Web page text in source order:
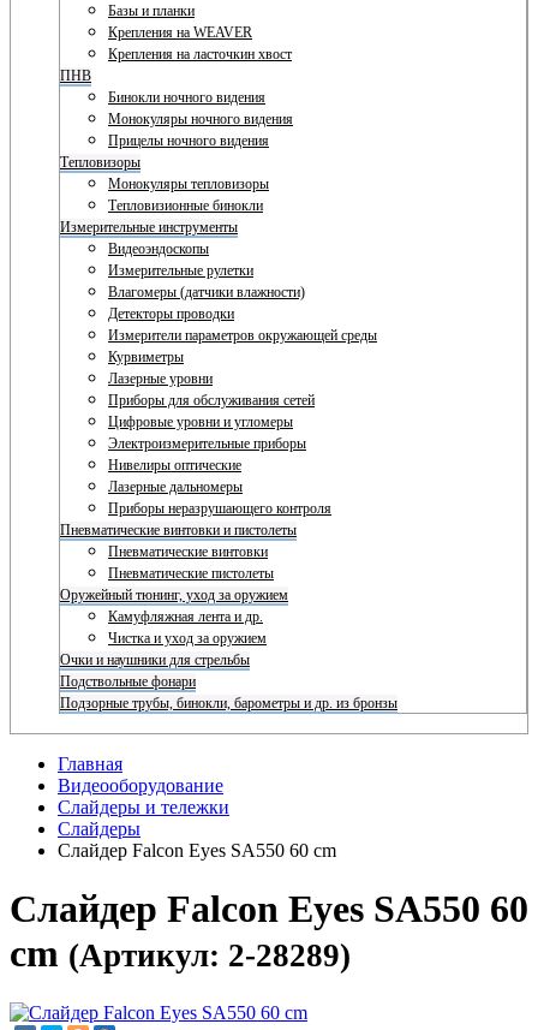
Базы и планки
Крепления на WEAVER
Крепления на ласточкин хвост
ПНВ
Бинокли ночного видения
Монокуляры ночного видения
Прицелы ночного видения
Тепловизоры
Монокуляры тепловизоры
Тепловизионные бинокли
Измерительные инструменты
Видеоэндоскопы
Измерительные рулетки
Влагомеры (датчики влажности)
Детекторы проводки
Измерители параметров окружающей среды
Курвиметры
Лазерные уровни
Приборы для обслуживания сетей
Цифровые уровни и угломеры
Электроизмерительные приборы
Нивелиры оптические
Лазерные дальномеры
Приборы неразрушающего контроля
Пневматические винтовки и пистолеты
Пневматические винтовки
Пневматические пистолеты
Оружейный тюнинг, уход за оружием
Камуфляжная лента и др.
Чистка и уход за оружием
Очки и наушники для стрельбы
Подствольные фонари
Подзорные трубы, бинокли, барометры и др. из бронзы
Главная
Видеооборудование
Слайдеры и тележки
Слайдеры
Слайдер Falcon Eyes SA550 60 cm
Слайдер Falcon Eyes SA550 60
cm (Артикул: 2-28289)